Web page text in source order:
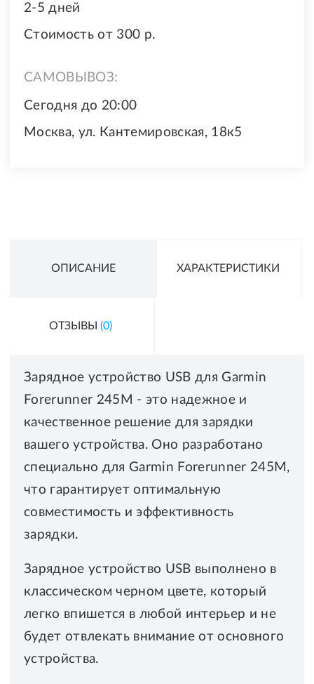
2-5 дней
Стоимость от 300 р.
САМОВЫВОЗ:
Сегодня до 20:00
Москва, ул. Кантемировская, 18к5
ОПИСАНИЕ ХАРАКТЕРИСТИКИ
ОТЗЫВЫ (0)
Зарядное устройство USB для Garmin
Forerunner 245M - это надежное и
качественное решение для зарядки
вашего устройства. Оно разработано
специально для Garmin Forerunner 245M,
что гарантирует оптимальную
совместимость и эффективность
зарядки.
Зарядное устройство USB выполнено в
классическом черном цвете, который
легко впишется в любой интерьер и не
будет отвлекать внимание от основного
устройства.